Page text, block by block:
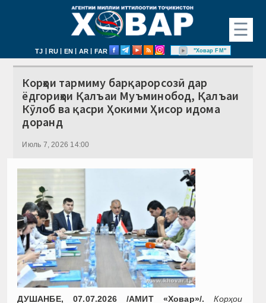
☰
TJ | RU | EN | AR | FAR "Ховар FM"
Корҳои тармиму барқарорсозӣ дар
ёдгориҳои Қалъаи Муъминобод, Қалъаи
Кӯлоб ва қасри Ҳокими Ҳисор идома
доранд
Июль 7, 2026 14:00
ДУШАНБЕ, 07.07.2026 /АМИТ «Ховар»/.
Корҳои